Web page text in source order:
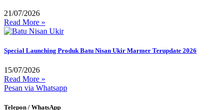
21/07/2026
Read More »
Special Launching Produk Batu Nisan Ukir Marmer Terupdate 2026
15/07/2026
Read More »
Pesan via Whatsapp
Telepon / WhatsApp